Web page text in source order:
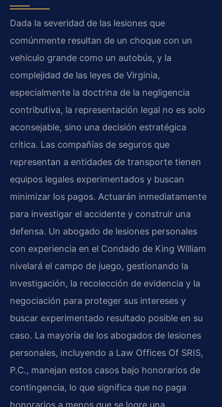
Dada la severidad de las lesiones que
comúnmente resultan de un choque con un
vehículo grande como un autobús, y la
complejidad de las leyes de Virginia,
especialmente la doctrina de la negligencia
contributiva, la representación legal no es solo
aconsejable, sino una decisión estratégica
crítica. Las compañías de seguros que
representan a entidades de transporte tienen
equipos legales experimentados y buscan
minimizar los pagos. Actuarán inmediatamente
para investigar el accidente y construir una
defensa. Un abogado de lesiones personales
con experiencia en el Condado de King William
nivelará el campo de juego, gestionando la
investigación, la recolección de evidencia y la
negociación para proteger sus intereses y
buscar experimentado resultado posible en su
caso. La mayoría de los abogados de lesiones
personales, incluyendo a Law Offices Of SRIS,
P.C., manejan estos casos bajo honorarios de
contingencia, lo que significa que no paga
honorarios a menos que se logre una